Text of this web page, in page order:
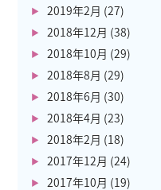
2019年2月 (27)
2018年12月 (38)
2018年10月 (29)
2018年8月 (29)
2018年6月 (30)
2018年4月 (23)
2018年2月 (18)
2017年12月 (24)
2017年10月 (19)